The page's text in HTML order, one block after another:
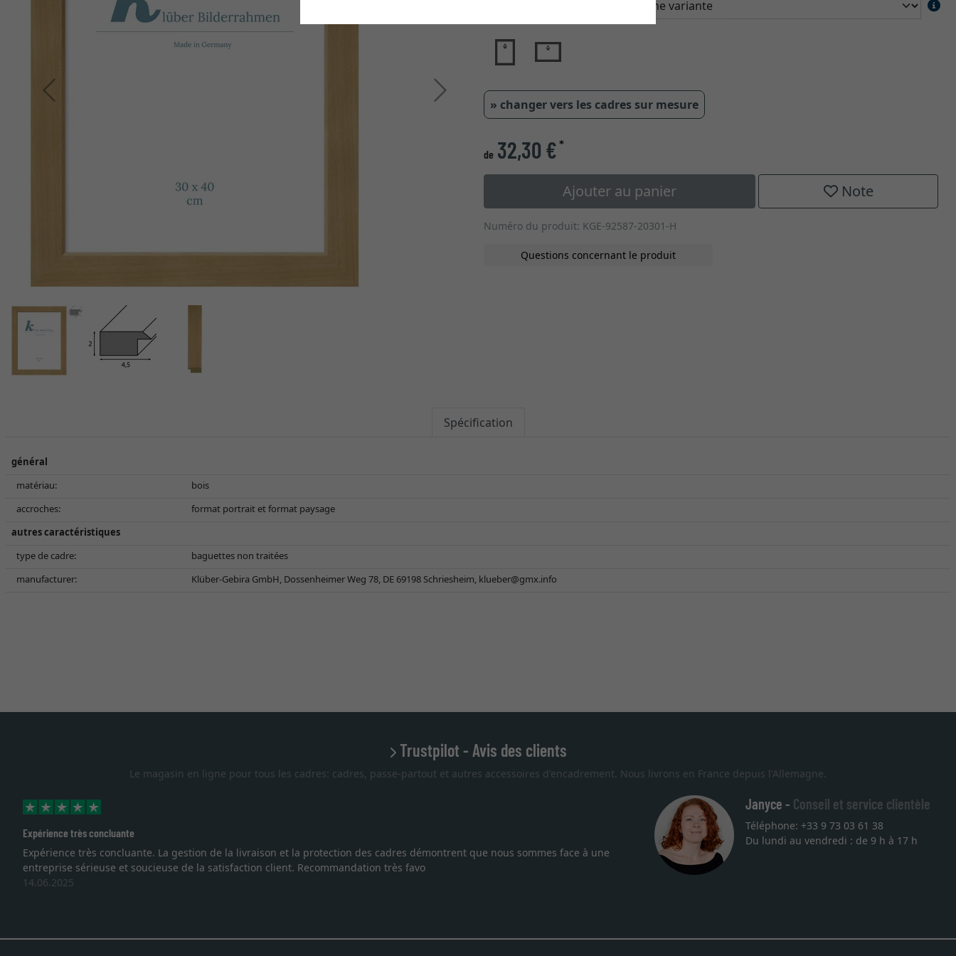
Retour Continuer
» changer vers les cadres sur mesure
de 32,30 €*
Ajouter au panier Note
Numéro du produit: KGE-92587-20301-H
Questions concernant le produit
Spécification
général
matériau:
bois
accroches:
format portrait et format paysage
autres caractéristiques
type de cadre:
baguettes non traitées
manufacturer:
Klüber-Gebira GmbH, Dossenheimer Weg 78, DE 69198 Schriesheim, klueber@gmx.info
Trustpilot - Avis des clients
Le magasin en ligne pour tous les cadres: cadres, passe-partout et autres accessoires d'encadrement. Nous livrons en France depuis l'Allemagne.
Expérience très concluante
Expérience très concluante. La gestion de la livraison et la protection des cadres démontrent que nous sommes face à une
entreprise sérieuse et soucieuse de la satisfaction client. Recommandation très favo
14.06.2025
Janyce - Conseil et service clientèle
Téléphone: +33 9 73 03 61 38
Du lundi au vendredi : de 9 h à 17 h